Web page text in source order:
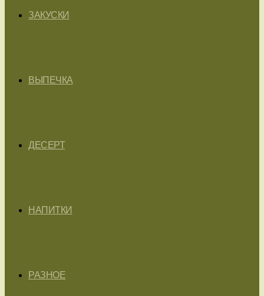
ЗАКУСКИ
ВЫПЕЧКА
ДЕСЕРТ
НАПИТКИ
РАЗНОЕ